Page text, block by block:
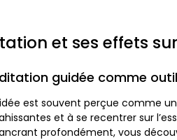
et ses effets
guidée comme
est souvent perçue comme
et à se recentrer sur
profondément, vous